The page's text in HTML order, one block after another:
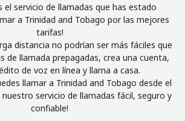
¡Hola!
sesión o REGÍSTRATE →
el servicio de llamadas que has estado
a Trinidad and Tobago por las mejores
tarifas!
distancia no podrían ser más fáciles que
de llamada prepagadas, crea una cuenta,
de voz en línea y llama a casa.
llamar a Trinidad and Tobago desde el
servicio de llamadas fácil, seguro y
confiable!